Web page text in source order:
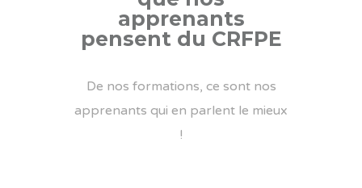
apprenants
pensent du CRFPE
De nos formations, ce sont nos
apprenants qui en parlent le mieux
!